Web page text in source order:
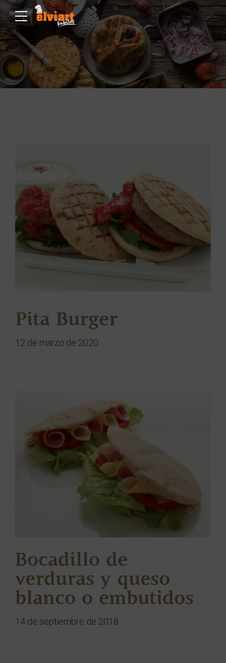
Pita Burger
12 de marzo de 2020
Bocadillo de
verduras y queso
blanco o embutidos
14 de septiembre de 2018